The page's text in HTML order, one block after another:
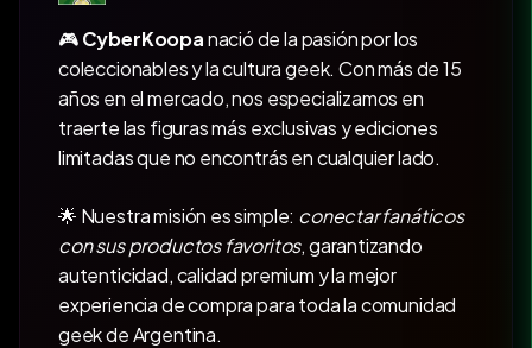
🎮CyberKoopanació de la pasión por los
coleccionables y la cultura geek. Con más de 15
años en el mercado, nos especializamos en
traerte las figuras más exclusivas y ediciones
limitadas que no encontrás en cualquier lado.
🌟 Nuestra misión es simple: conectar fanáticos
con sus productos favoritos, garantizando
autenticidad, calidad premium y la mejor
experiencia de compra para toda la comunidad
geek de Argentina.